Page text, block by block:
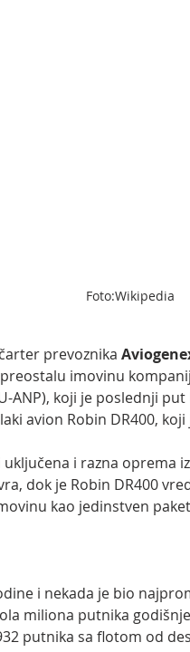
Foto:Wikipedia
prevoznika
imovinu
ANP), koji je poslednji
avion Robin DR400,
i razna oprema
dok je Robin DR400
kao jedinstven
i nekada je bio
miliona putnika
putnika sa flotom od